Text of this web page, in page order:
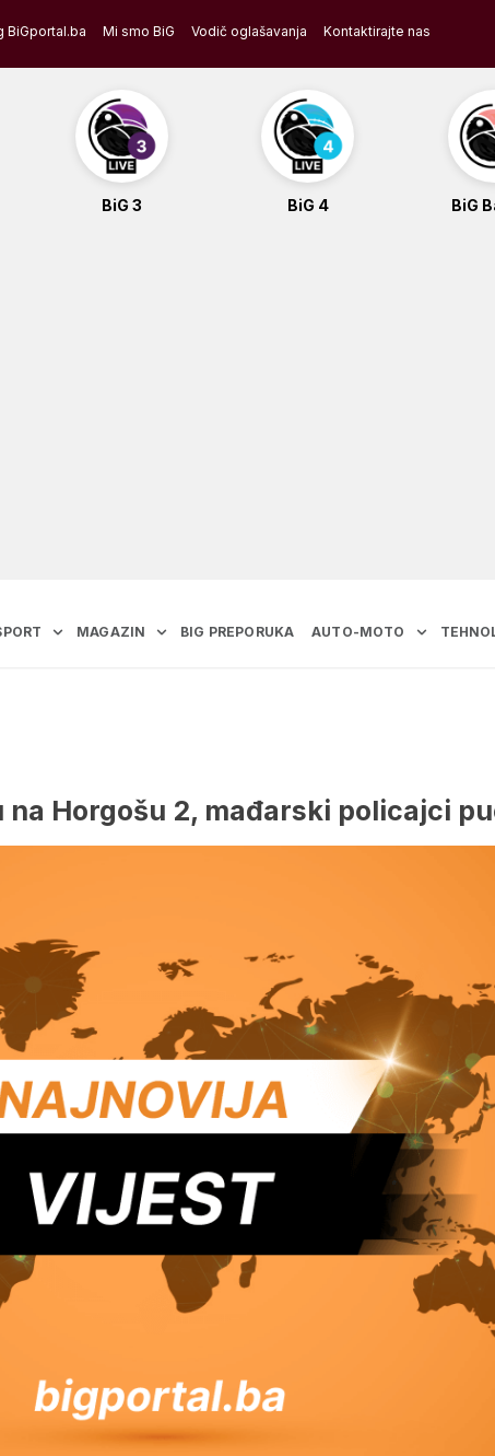
BiGportal.ba Mi smo BiG Vodič oglašavanja Kontaktirajte nas
BiG 3 BiG 4 BiG
MAGAZIN BIG PREPORUKA AUTO-MOTO
Horgošu 2, mađarski policajci